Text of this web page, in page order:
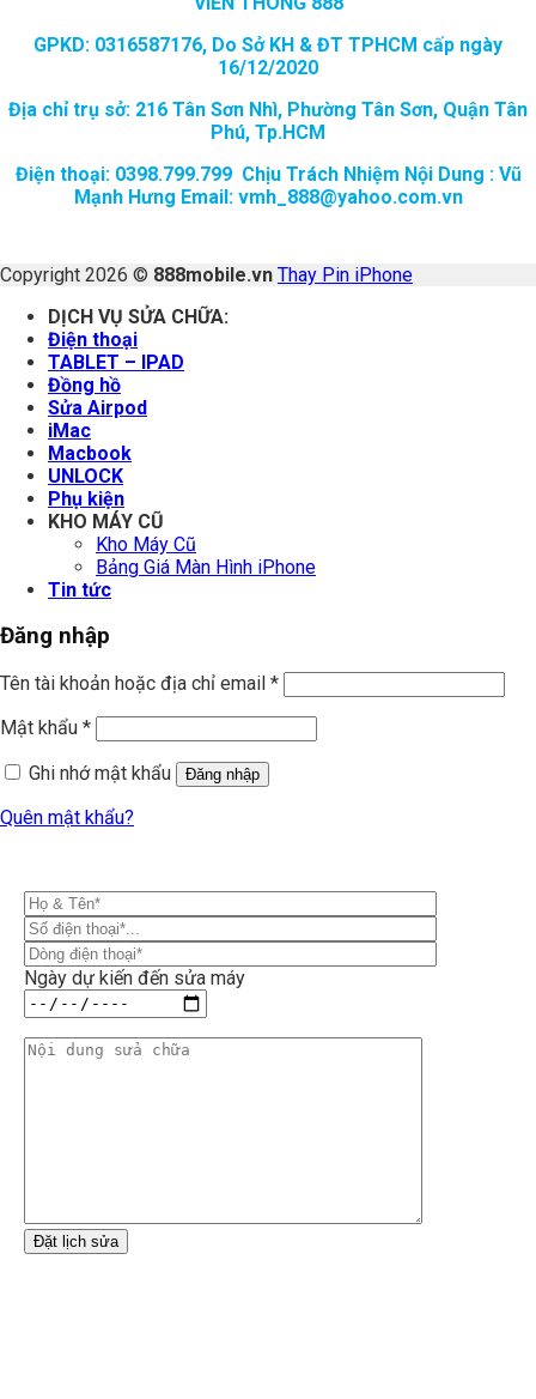
GPKD: 0316587176, Do Sở KH & ĐT TPHCM cấp ngày
16/12/2020
Địa chỉ trụ sở: 216 Tân Sơn Nhì, Phường Tân Sơn, Quận Tân
Phú, Tp.HCM
Điện thoại: 0398.799.799 Chịu Trách Nhiệm Nội Dung : Vũ
Mạnh Hưng Email: vmh_888@yahoo.com.vn
Copyright 2026 © 888mobile.vn Thay Pin iPhone
DỊCH VỤ SỬA CHỮA:
Điện thoại
TABLET – IPAD
Đồng hồ
Sửa Airpod
iMac
Macbook
UNLOCK
Phụ kiện
KHO MÁY CŨ
Kho Máy Cũ
Bảng Giá Màn Hình iPhone
Tin tức
Đăng nhập
Tên tài khoản hoặc địa chỉ email *
Mật khẩu *
Ghi nhớ mật khẩu
Đăng nhập
Quên mật khẩu?
Ngày dự kiến đến sửa máy